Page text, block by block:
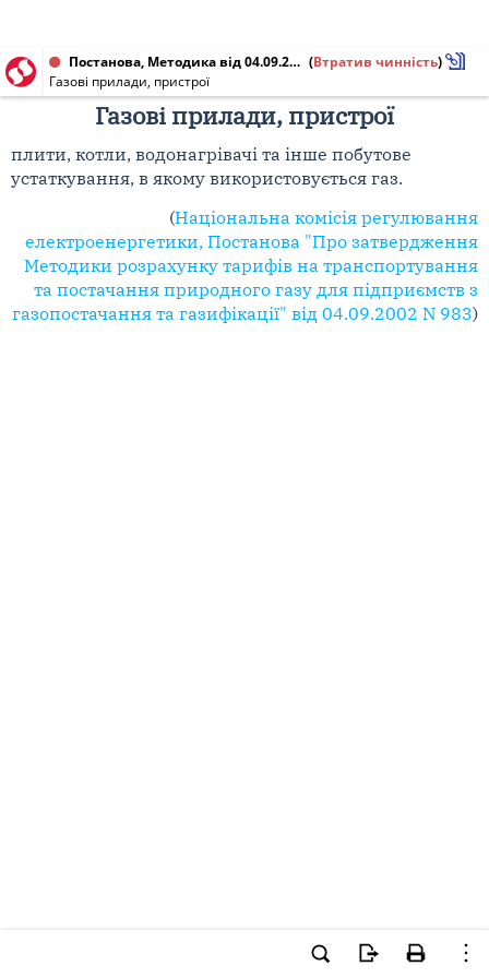
Постанова, Методика від 04.09.2002 № 983 (Втратив чинність)
Газові прилади, пристрої